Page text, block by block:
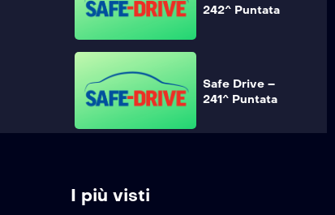
242^ Puntata
Safe Drive –
241^ Puntata
I più visti